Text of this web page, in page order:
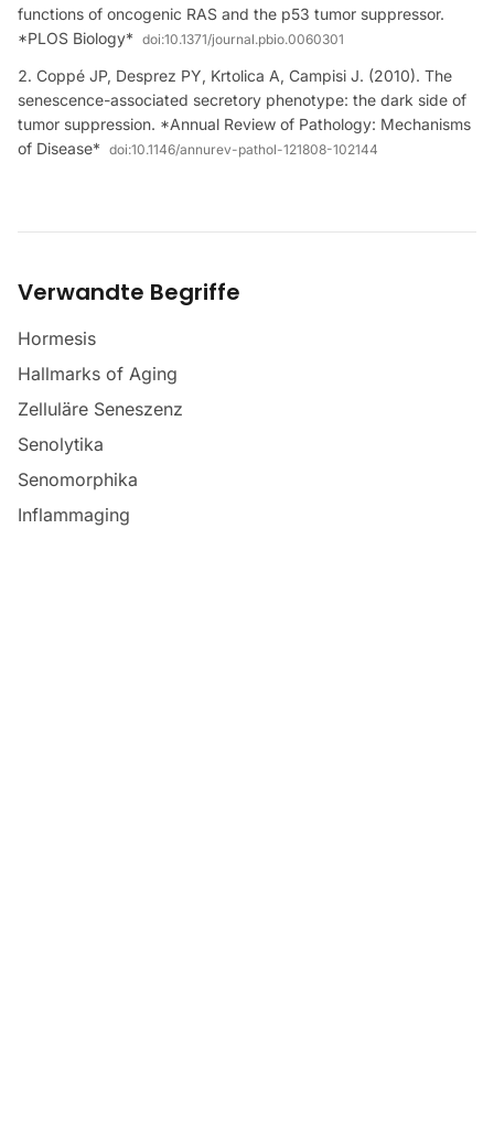
functions of oncogenic RAS and the p53 tumor suppressor.
*PLOS Biology* doi:10.1371/journal.pbio.0060301
Coppé JP, Desprez PY, Krtolica A, Campisi J. (2010). The
senescence-associated secretory phenotype: the dark side of
tumor suppression. *Annual Review of Pathology: Mechanisms
of Disease* doi:10.1146/annurev-pathol-121808-102144
Verwandte Begriffe
Hormesis
Hallmarks of Aging
Zelluläre Seneszenz
Senolytika
Senomorphika
Inflammaging